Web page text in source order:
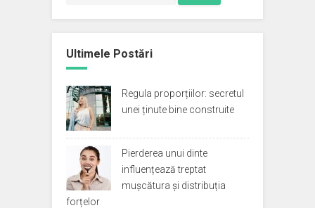
Ultimele Postări
Regula proporțiilor: secretul
unei ținute bine construite
Pierderea unui dinte
influențează treptat
mușcătura și distribuția
forțelor